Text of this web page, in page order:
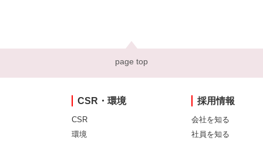
page top
CSR・環境
CSR
環境
採用情報
会社を知る
社員を知る